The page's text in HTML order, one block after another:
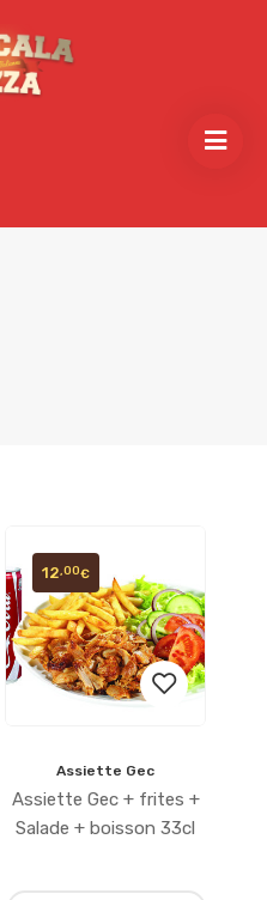
Ajouter
à la
Assiette Gec
Assiette Gec + frites +
Salade + boisson 33cl
12,00€